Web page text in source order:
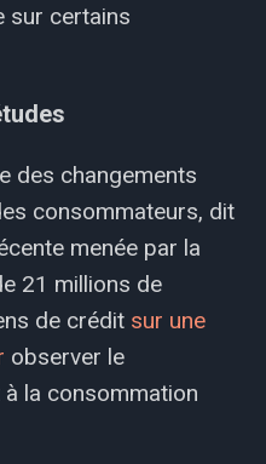
sur certains
des changements
consommateurs, dit
menée par la
21 millions de
de crédit sur une
observer le
la consommation